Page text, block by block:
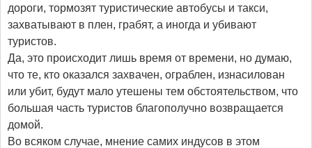
дороги, тормозят туристические автобусы и такси,
захватывают в плен, грабят, а иногда и убивают
туристов.
Да, это происходит лишь время от времени, но думаю,
что те, кто оказался захвачен, ограблен, изнасилован
или убит, будут мало утешены тем обстоятельством, что
большая часть туристов благополучно возвращается
домой.
Во всяком случае, мнение самих индусов в этом